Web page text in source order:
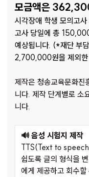
모금액은
시각장애 학생 모의고
고사 당일에 총
예상됩니다. (*재단 부
2,700,000원을 제외한
제작은 청송교육문화
니다. 제작 단계별로 소
니다.
🔊 음성 시험지 제작
TTS(Text to speech,
쉽도록 글의 형식을
에게 제공하고 회수할